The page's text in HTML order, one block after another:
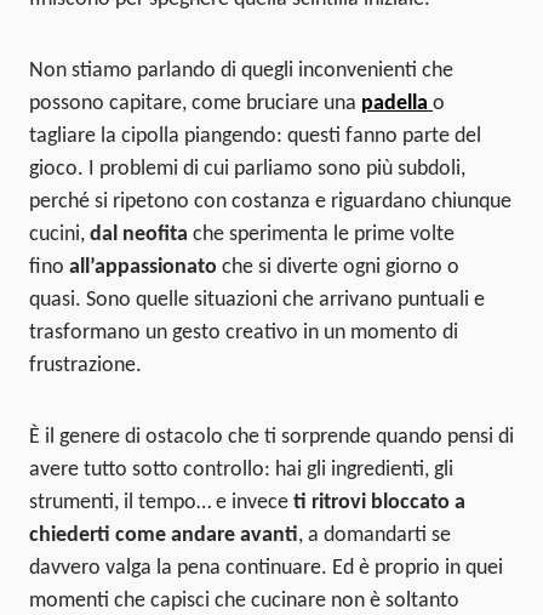
Non stiamo parlando di quegli inconvenienti che
possono capitare, come bruciare una padella o
tagliare la cipolla piangendo: questi fanno parte del
gioco. I problemi di cui parliamo sono più subdoli,
perché si ripetono con costanza e riguardano chiunque
cucini, dal neofita che sperimenta le prime volte
fino all’appassionato che si diverte ogni giorno o
quasi. Sono quelle situazioni che arrivano puntuali e
trasformano un gesto creativo in un momento di
frustrazione.
È il genere di ostacolo che ti sorprende quando pensi di
avere tutto sotto controllo: hai gli ingredienti, gli
strumenti, il tempo… e invece ti ritrovi bloccato a
chiederti come andare avanti, a domandarti se
davvero valga la pena continuare. Ed è proprio in quei
momenti che capisci che cucinare non è soltanto